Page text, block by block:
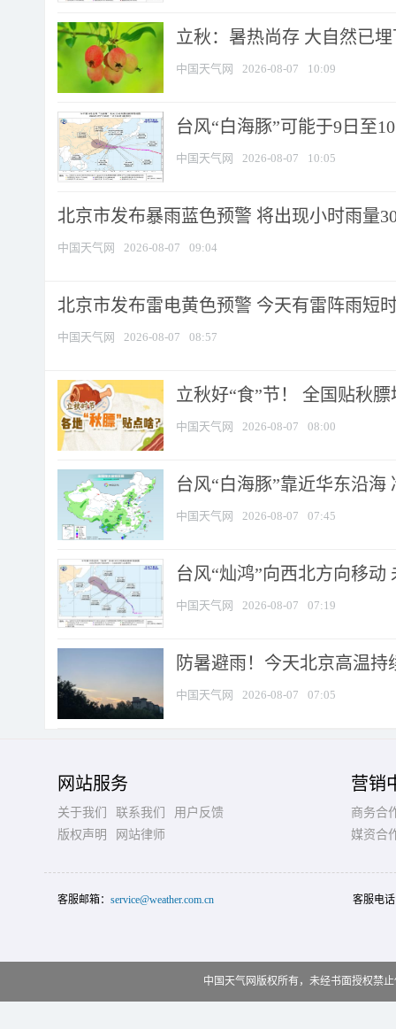
立秋：暑热尚存 大自然已
中国天气网 2026-08-07 10:09
台风“白海豚”可能于9日至
中国天气网 2026-08-07 10:05
北京市发布暴雨蓝色预警 将出现小时雨量
中国天气网 2026-08-07 09:04
北京市发布雷电黄色预警 今天有雷阵雨短
中国天气网 2026-08-07 08:57
立秋好“食”节！ 全国贴秋
中国天气网 2026-08-07 08:00
台风“白海豚”靠近华东沿
中国天气网 2026-08-07 07:45
台风“灿鸿”向西北方向移动
中国天气网 2026-08-07 07:19
防暑避雨！今天北京高温
中国天气网 2026-08-07 07:05
网站服务
关于我们 联系我们
用户反馈
版权声明
网站律师
营销
商务合
媒资合
客服邮箱： service@weather.com.cn 客服电
中国天气网版权所有，未经书面授权